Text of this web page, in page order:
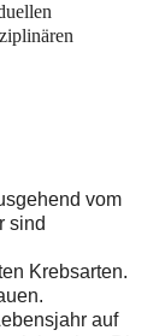
vom
sind
Krebsarten.
auf